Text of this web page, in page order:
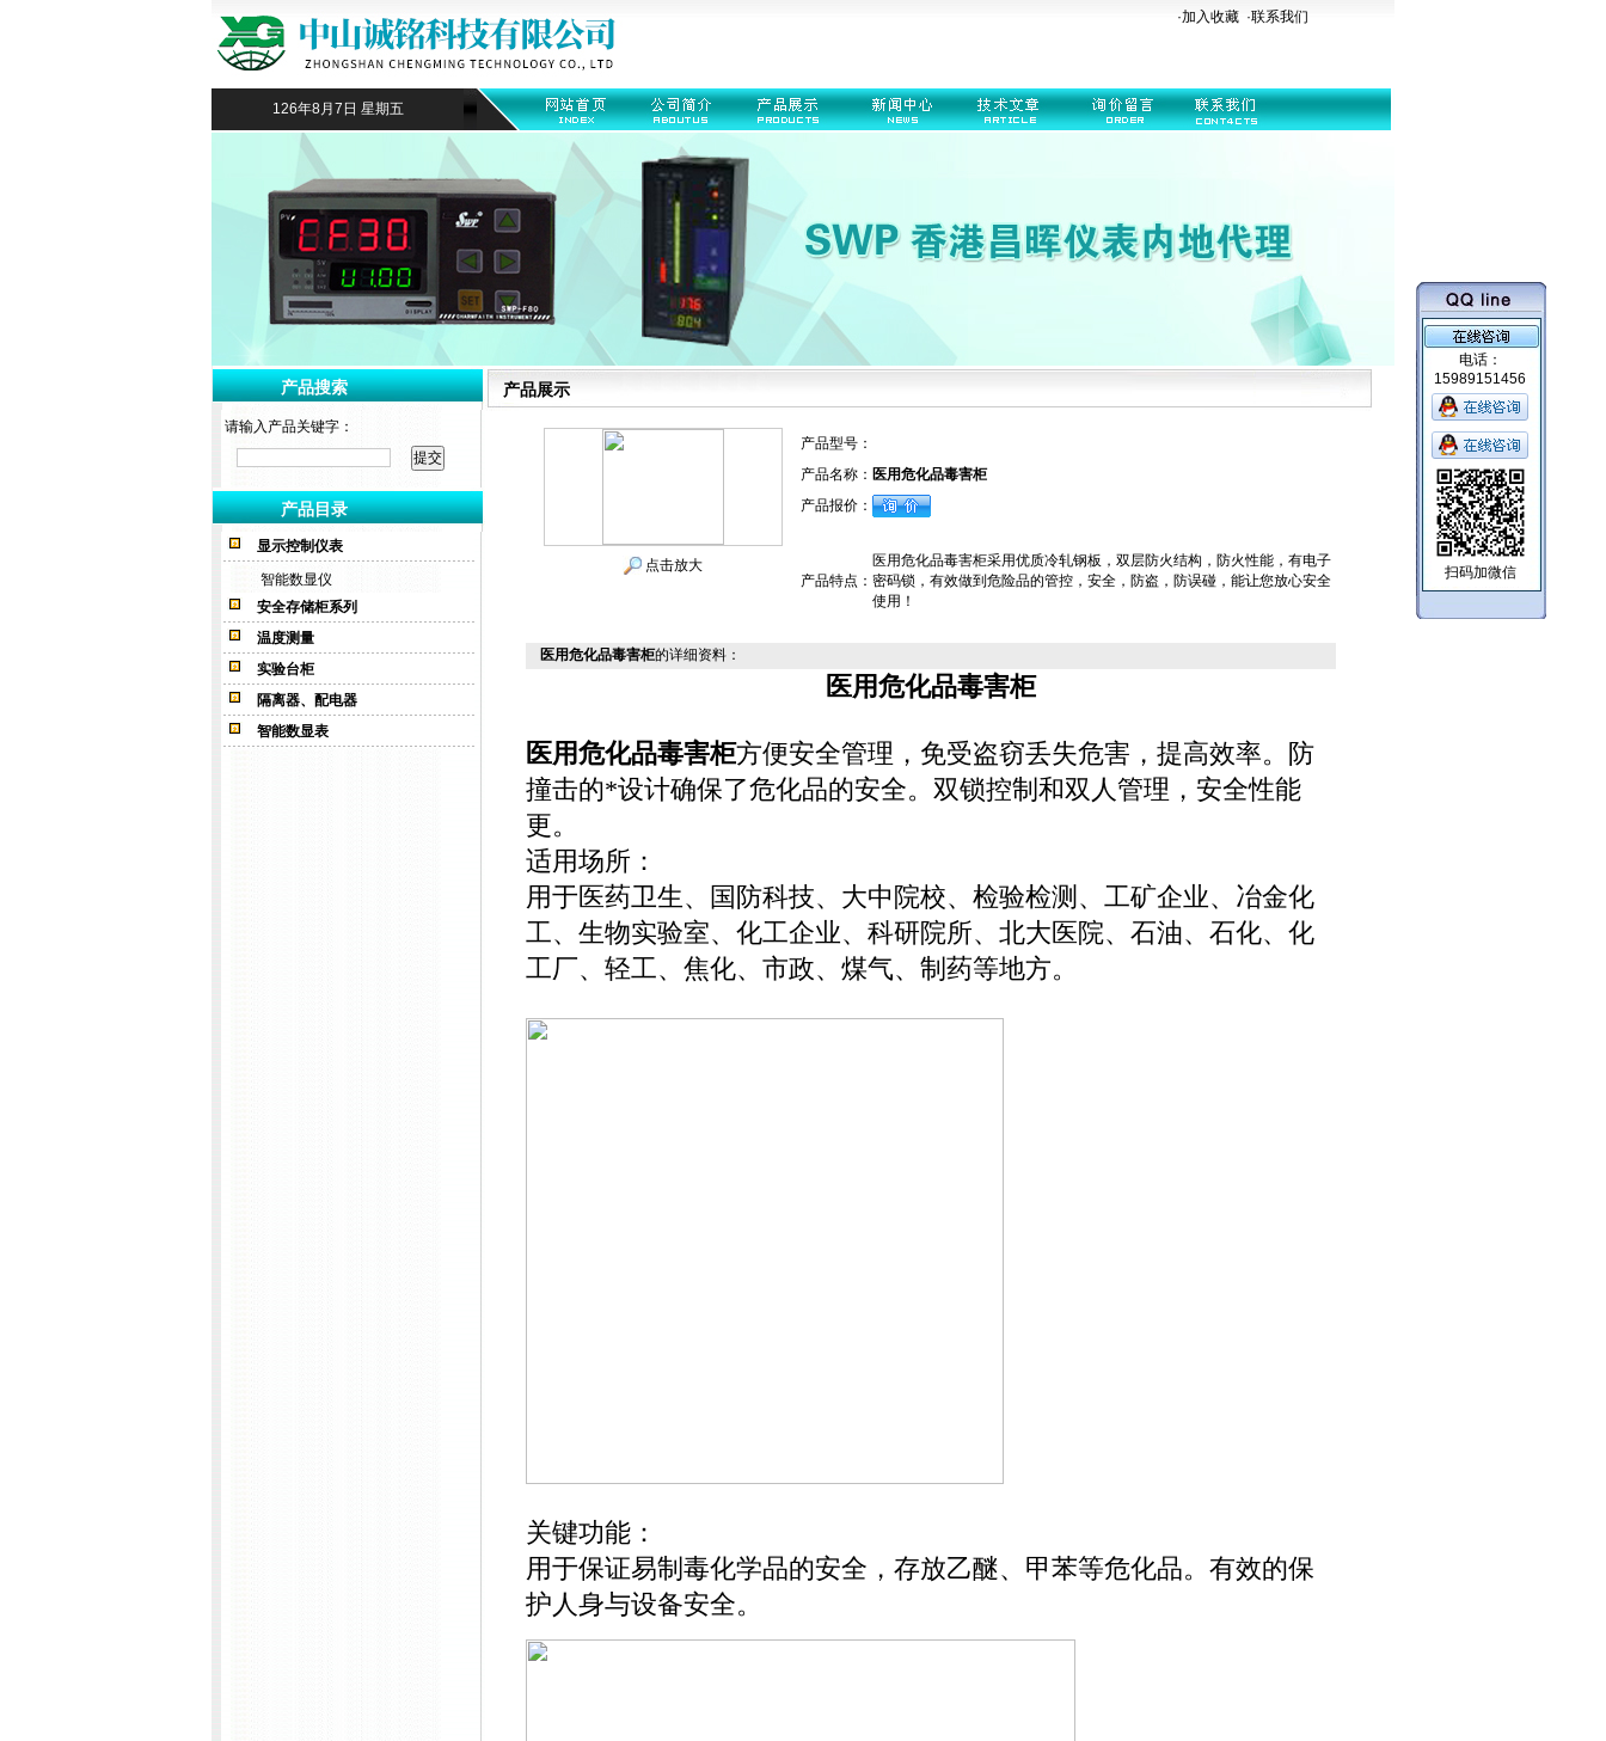
·加入收藏 ·联系我们
126年8月7日 星期五
产品搜索
请输入产品关键字：
产品目录
显示控制仪表
智能数显仪
安全存储柜系列
温度测量
实验台柜
隔离器、配电器
智能数显表
产品展示
点击放大
产品型号：
产品名称： 医用危化品毒害柜
产品报价：
产品特点：
医用危化品毒害柜采用优质冷轧钢板，双层防火结构，防火性能，有电子
密码锁，有效做到危险品的管控，安全，防盗，防误碰，能让您放心安全
使用！
医用危化品毒害柜的详细资料：
医用危化品毒害柜
医用危化品毒害柜方便安全管理，免受盗窃丢失危害，提高效率。防
撞击的*设计确保了危化品的安全。双锁控制和双人管理，安全性能
更。
适用场所：
用于医药卫生、国防科技、大中院校、检验检测、工矿企业、冶金化
工、生物实验室、化工企业、科研院所、北大医院、石油、石化、化
工厂、轻工、焦化、市政、煤气、制药等地方。
关键功能：
用于保证易制毒化学品的安全，存放乙醚、甲苯等危化品。有效的保
护人身与设备安全。
电话：
15989151456
扫码加微信